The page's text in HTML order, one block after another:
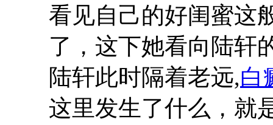
看见自己的好闺蜜这
了，这下她看向陆轩
陆轩此时隔着老远,白
这里发生了什么，就